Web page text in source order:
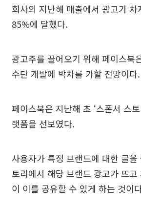
회사의 지난해 매출에서 광고가 차
85%에 달했다.
광고주를 끌어오기 위해 페이스북
수단 개발에 박차를 가할 전망이다.
페이스북은 지난해 초 ‘스폰서 스
랫폼을 선보였다.
사용자가 특정 브랜드에 대한 글
토리에서 해당 브랜드 광고가 뜨
이 이를 공유할 수 있게 하는 것이